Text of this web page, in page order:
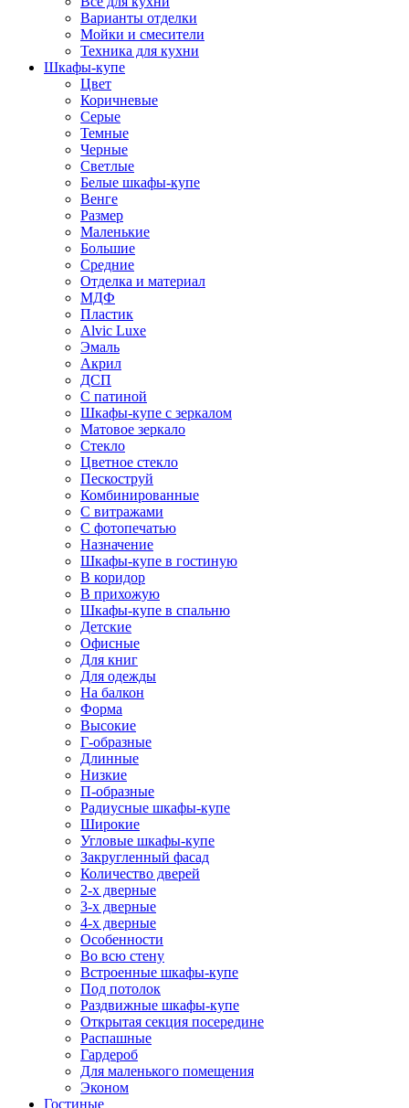
Варианты отделки
Мойки и смесители
Техника для кухни
Шкафы-купе
Цвет
Коричневые
Серые
Темные
Черные
Светлые
Белые шкафы-купе
Венге
Размер
Маленькие
Большие
Средние
Отделка и материал
МДФ
Пластик
Alvic Luxe
Эмаль
Акрил
ДСП
С патиной
Шкафы-купе с зеркалом
Матовое зеркало
Стекло
Цветное стекло
Пескоструй
Комбинированные
С витражами
С фотопечатью
Назначение
Шкафы-купе в гостиную
В коридор
В прихожую
Шкафы-купе в спальню
Детские
Офисные
Для книг
Для одежды
На балкон
Форма
Высокие
Г-образные
Длинные
Низкие
П-образные
Радиусные шкафы-купе
Широкие
Угловые шкафы-купе
Закругленный фасад
Количество дверей
2-х дверные
3-х дверные
4-х дверные
Особенности
Во всю стену
Встроенные шкафы-купе
Под потолок
Раздвижные шкафы-купе
Открытая секция посередине
Распашные
Гардероб
Для маленького помещения
Эконом
Гостиные